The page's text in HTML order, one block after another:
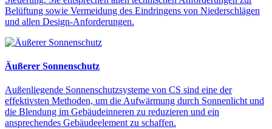
Belüftung sowie Vermeidung des Eindringens von Niederschlägen
und allen Design-Anforderungen.
Äußerer Sonnenschutz
Außenliegende Sonnenschutzsysteme von CS sind eine der
effektivsten Methoden, um die Aufwärmung durch Sonnenlicht und
die Blendung im Gebäudeinneren zu reduzieren und ein
ansprechendes Gebäudeelement zu schaffen.